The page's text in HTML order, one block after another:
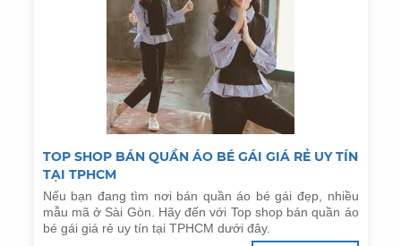
TOP SHOP BÁN QUẦN ÁO BÉ GÁI GIÁ RẺ UY TÍN
TẠI TPHCM
Nếu bạn đang tìm nơi bán quần áo bé gái đẹp, nhiều
mẫu mã ở Sài Gòn. Hãy đến với Top shop bán quần áo
bé gái giá rẻ uy tín tại TPHCM dưới đây.